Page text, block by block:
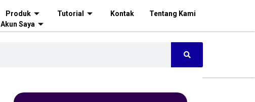
Produk Tutorial Kontak
Tentang Kami
Akun Saya